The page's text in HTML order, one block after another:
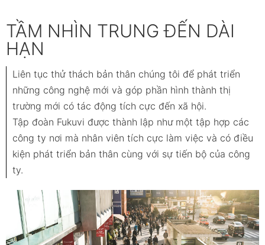
TẦM NHÌN TRUNG ĐẾN DÀI
HẠN
Liên tục thử thách bản thân chúng tôi để phát triển
những công nghệ mới và góp phần hình thành thị
trường mới có tác động tích cực đến xã hội.
Tập đoàn Fukuvi được thành lập như một tập hợp các
công ty nơi mà nhân viên tích cực làm việc và có điều
kiện phát triển bản thân cùng với sự tiến bộ của công
ty.